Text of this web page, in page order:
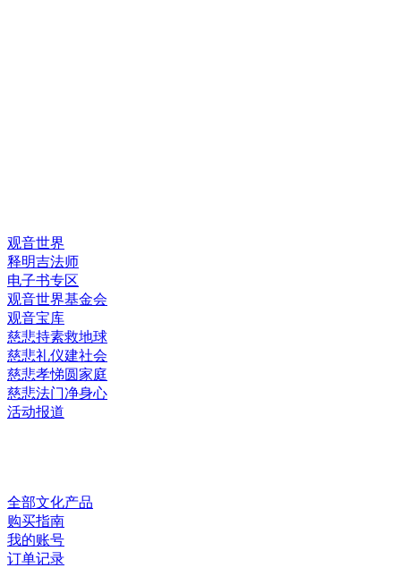
观音世界
释明吉法师
电子书专区
观音世界基金会
观音宝库
慈悲持素救地球
慈悲礼仪建社会
慈悲孝悌圆家庭
慈悲法门净身心
活动报道
全部文化产品
购买指南
我的账号
订单记录